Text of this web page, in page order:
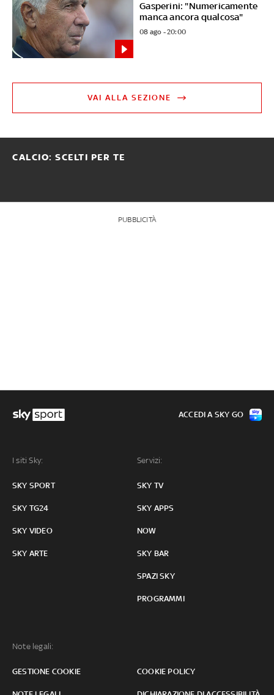
Gasperini: "Numericamente
manca ancora qualcosa"
08 ago - 20:00
VAI ALLA SEZIONE
CALCIO: SCELTI PER TE
PUBBLICITÀ
I siti Sky:
SKY SPORT
SKY TG24
SKY VIDEO
SKY ARTE
Servizi:
SKY TV
SKY APPS
NOW
SKY BAR
SPAZI SKY
PROGRAMMI
Note legali:
GESTIONE COOKIE COOKIE POLICY
ACCEDI A SKY GO